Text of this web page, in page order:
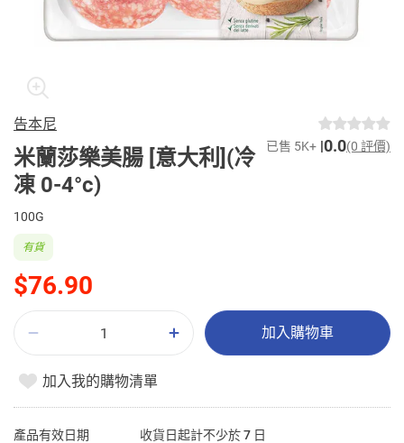
告本尼
米蘭莎樂美腸 [意大利](冷
凍 0-4°c)
已售 5K+ 0.0(0 評價)
100G
$76.90
有貨
加入購物車
加入我的購物清單
產品有效日期 收貨日起計不少於 7 日